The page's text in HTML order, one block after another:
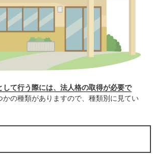
して行う際には、法人格の取得が必要で
かの種類がありますので、種類別に見てい